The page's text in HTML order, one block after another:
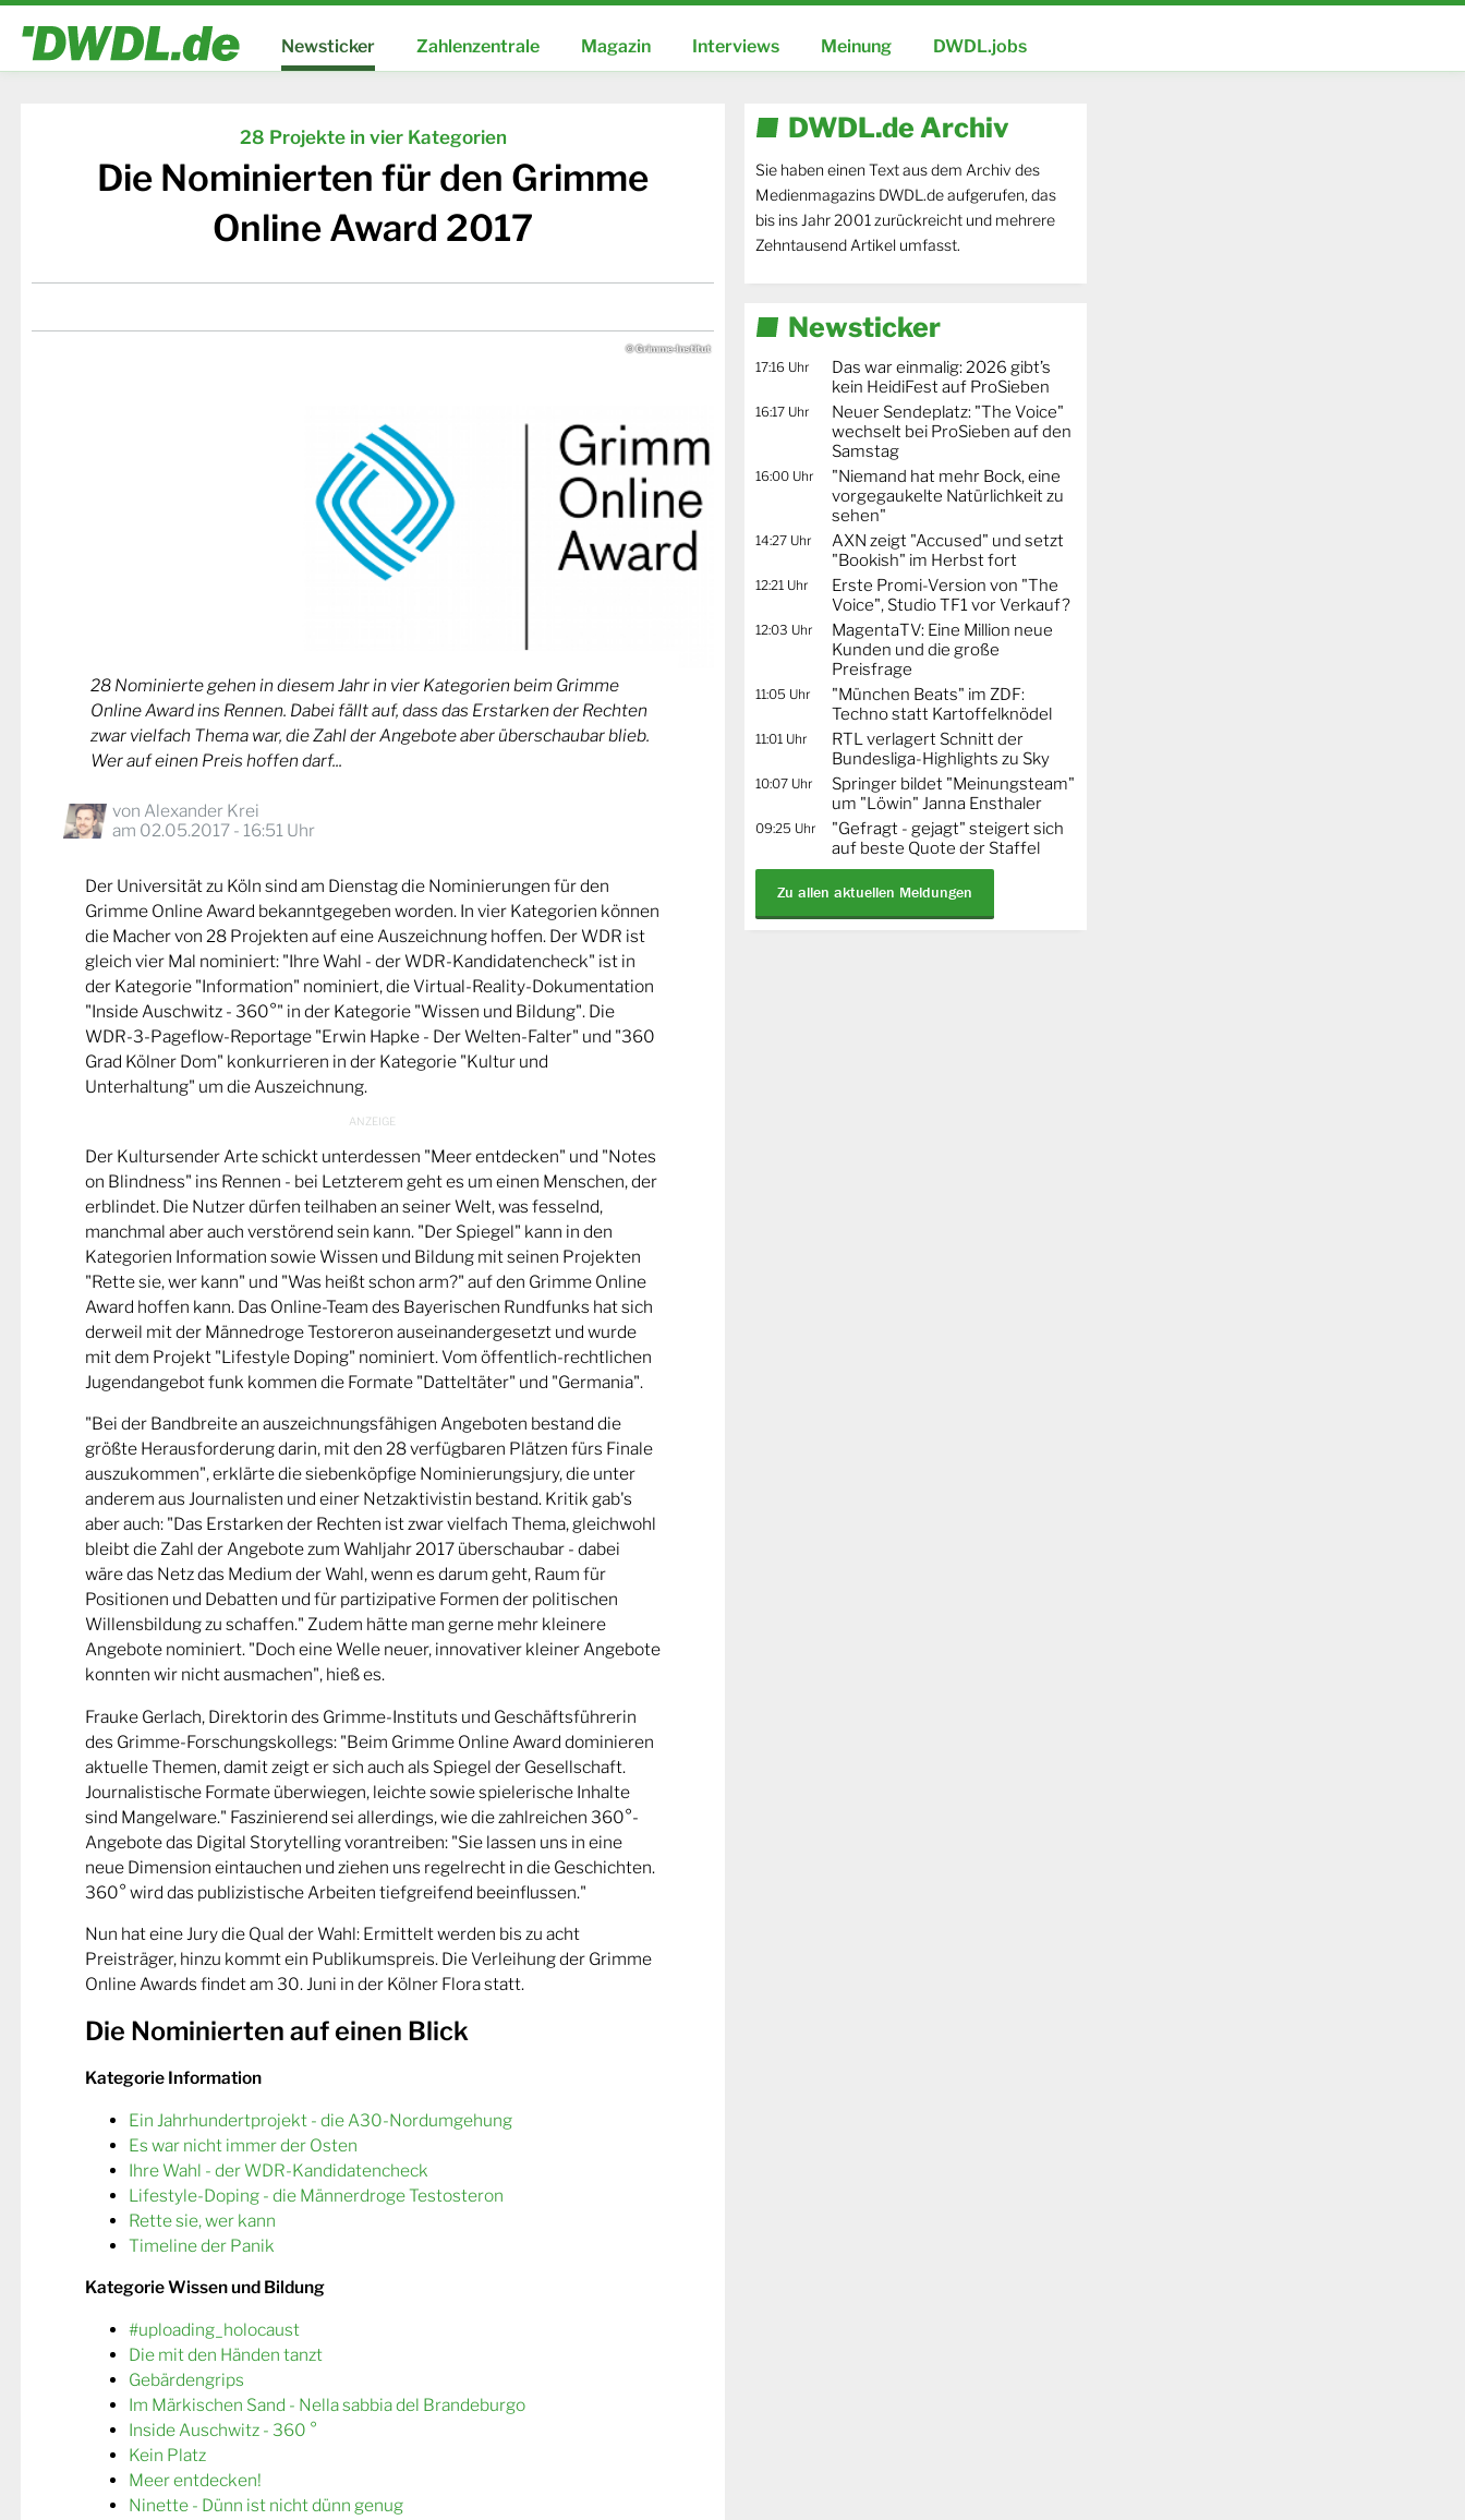
Newsticker Zahlenzentrale Magazin Interviews Meinung DWDL.jobs
28 Projekte in vier Kategorien
Die Nominierten für den Grimme
Online Award 2017
© Grimme-Institut
28 Nominierte gehen in diesem Jahr in vier Kategorien beim Grimme
Online Award ins Rennen. Dabei fällt auf, dass das Erstarken der Rechten
zwar vielfach Thema war, die Zahl der Angebote aber überschaubar blieb.
Wer auf einen Preis hoffen darf...
von Alexander Krei
am 02.05.2017 - 16:51 Uhr
Der Universität zu Köln sind am Dienstag die Nominierungen für den
Grimme Online Award bekanntgegeben worden. In vier Kategorien können
die Macher von 28 Projekten auf eine Auszeichnung hoffen. Der WDR ist
gleich vier Mal nominiert: "Ihre Wahl - der WDR-Kandidatencheck" ist in
der Kategorie "Information" nominiert, die Virtual-Reality-Dokumentation
"Inside Auschwitz - 360°" in der Kategorie "Wissen und Bildung". Die
WDR-3-Pageflow-Reportage "Erwin Hapke - Der Welten-Falter" und "360
Grad Kölner Dom" konkurrieren in der Kategorie "Kultur und
Unterhaltung" um die Auszeichnung.
Der Kultursender Arte schickt unterdessen "Meer entdecken" und "Notes
on Blindness" ins Rennen - bei Letzterem geht es um einen Menschen, der
erblindet. Die Nutzer dürfen teilhaben an seiner Welt, was fesselnd,
manchmal aber auch verstörend sein kann. "Der Spiegel" kann in den
Kategorien Information sowie Wissen und Bildung mit seinen Projekten
"Rette sie, wer kann" und "Was heißt schon arm?" auf den Grimme Online
Award hoffen kann. Das Online-Team des Bayerischen Rundfunks hat sich
derweil mit der Männedroge Testoreron auseinandergesetzt und wurde
mit dem Projekt "Lifestyle Doping" nominiert. Vom öffentlich-rechtlichen
Jugendangebot funk kommen die Formate "Datteltäter" und "Germania".
"Bei der Bandbreite an auszeichnungsfähigen Angeboten bestand die
größte Herausforderung darin, mit den 28 verfügbaren Plätzen fürs Finale
auszukommen", erklärte die siebenköpfige Nominierungsjury, die unter
anderem aus Journalisten und einer Netzaktivistin bestand. Kritik gab's
aber auch: "Das Erstarken der Rechten ist zwar vielfach Thema, gleichwohl
bleibt die Zahl der Angebote zum Wahljahr 2017 überschaubar - dabei
wäre das Netz das Medium der Wahl, wenn es darum geht, Raum für
Positionen und Debatten und für partizipative Formen der politischen
Willensbildung zu schaffen." Zudem hätte man gerne mehr kleinere
Angebote nominiert. "Doch eine Welle neuer, innovativer kleiner Angebote
konnten wir nicht ausmachen", hieß es.
Frauke Gerlach, Direktorin des Grimme-Instituts und Geschäftsführerin
des Grimme-Forschungskollegs: "Beim Grimme Online Award dominieren
aktuelle Themen, damit zeigt er sich auch als Spiegel der Gesellschaft.
Journalistische Formate überwiegen, leichte sowie spielerische Inhalte
sind Mangelware." Faszinierend sei allerdings, wie die zahlreichen 360°-
Angebote das Digital Storytelling vorantreiben: "Sie lassen uns in eine
neue Dimension eintauchen und ziehen uns regelrecht in die Geschichten.
360° wird das publizistische Arbeiten tiefgreifend beeinflussen."
Nun hat eine Jury die Qual der Wahl: Ermittelt werden bis zu acht
Preisträger, hinzu kommt ein Publikumspreis. Die Verleihung der Grimme
Online Awards findet am 30. Juni in der Kölner Flora statt.
Die Nominierten auf einen Blick
Kategorie Information
Ein Jahrhundertprojekt - die A30-Nordumgehung
Es war nicht immer der Osten
Ihre Wahl - der WDR-Kandidatencheck
Lifestyle-Doping - die Männerdroge Testosteron
Rette sie, wer kann
Timeline der Panik
Kategorie Wissen und Bildung
#uploading_holocaust
Die mit den Händen tanzt
Gebärdengrips
Im Märkischen Sand - Nella sabbia del Brandeburgo
Inside Auschwitz - 360 °
Kein Platz
Meer entdecken!
Ninette - Dünn ist nicht dünn genug
DWDL.de Archiv
Sie haben einen Text aus dem Archiv des
Medienmagazins DWDL.de aufgerufen, das
bis ins Jahr 2001 zurückreicht und mehrere
Zehntausend Artikel umfasst.
Newsticker
17:16 Uhr
Das war einmalig: 2026 gibt’s
kein HeidiFest auf ProSieben
16:17 Uhr
Neuer Sendeplatz: "The Voice"
wechselt bei ProSieben auf den
Samstag
16:00 Uhr
"Niemand hat mehr Bock, eine
vorgegaukelte Natürlichkeit zu
sehen"
14:27 Uhr
AXN zeigt "Accused" und setzt
"Bookish" im Herbst fort
12:21 Uhr
Erste Promi-Version von "The
Voice", Studio TF1 vor Verkauf?
12:03 Uhr
MagentaTV: Eine Million neue
Kunden und die große
Preisfrage
11:05 Uhr
"München Beats" im ZDF:
Techno statt Kartoffelknödel
11:01 Uhr
RTL verlagert Schnitt der
Bundesliga-Highlights zu Sky
10:07 Uhr
Springer bildet "Meinungsteam"
um "Löwin" Janna Ensthaler
09:25 Uhr
"Gefragt - gejagt" steigert sich
auf beste Quote der Staffel
Zu allen aktuellen Meldungen